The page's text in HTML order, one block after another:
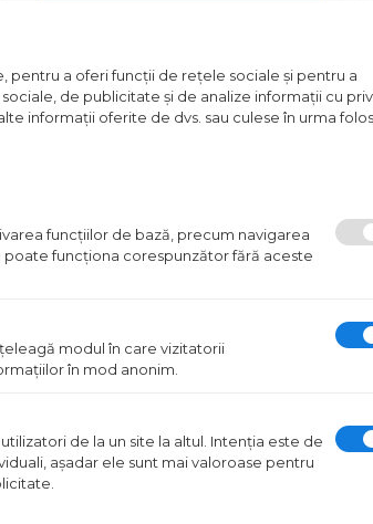
60/180 CLASIC
Pret disponibil in magazin
in
pentru a oferi funcții de rețele sociale și pentru a
de publicitate și de analize informații cu
informații oferite de dvs. sau culese în urma
funcţiilor de bază, precum navigarea
poate funcţiona corespunzător fără aceste
modul în care vizitatorii
în mod anonim.
de la un site la altul. Intenţia este de
aşadar ele sunt mai valoroase pentru